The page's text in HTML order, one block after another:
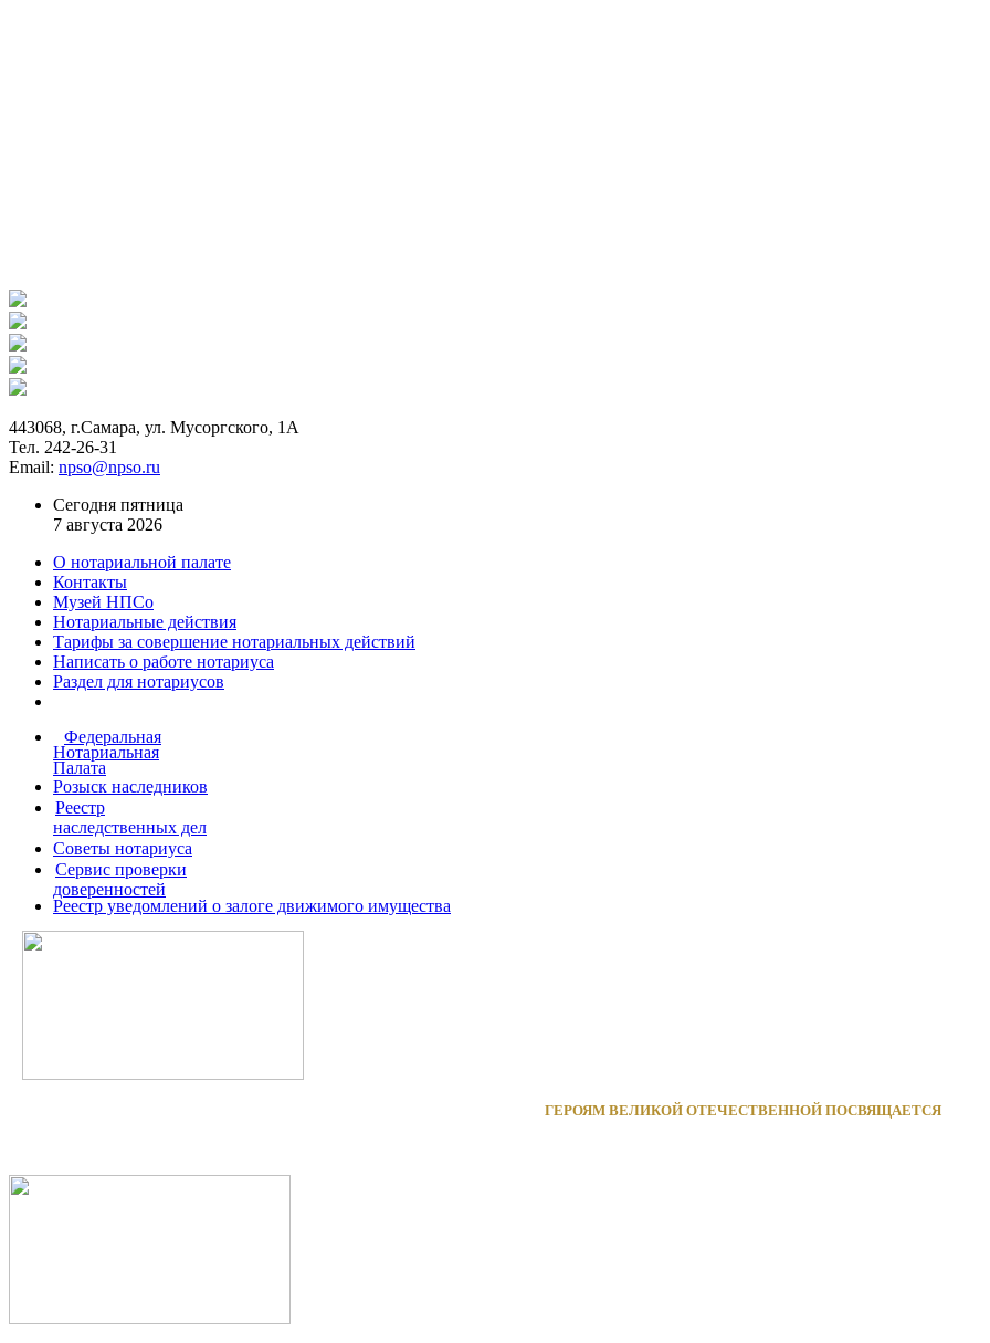
443068, г.Самара, ул. Мусоргского, 1А
Тел. 242-26-31
Email: npso@npso.ru
Сегодня пятница
7 августа 2026
О нотариальной палате
Контакты
Музей НПСо
Нотариальные действия
Тарифы за совершение нотариальных действий
Написать о работе нотариуса
Раздел для нотариусов
Федеральная
Нотариальная
Палата
Розыск наследников
Реестр
наследственных дел
Советы нотариуса
Сервис проверки
доверенностей
Реестр уведомлений о залоге движимого имущества
ГЕРОЯМ ВЕЛИКОЙ ОТЕЧЕСТВЕННОЙ ПОСВЯЩАЕТСЯ